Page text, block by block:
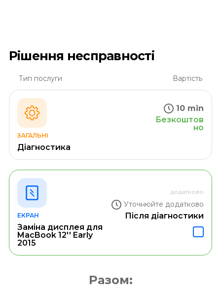
Рішення несправності
Тип послуги Вартість
ЗАГАЛЬНІ
Діагностика
10 min
Безкоштов
но
ЕКРАН
Заміна дисплея для
MacBook 12'' Early
2015
додатково
Уточнюйте додатково
Після діагностики
Разом: